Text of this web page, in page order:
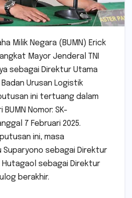
Milik Negara (BUMN) Erick
Mayor Jenderal TNI
sebagai Direktur Utama
Badan Urusan Logistik
ini tertuang dalam
Nomor: SK-
7 Februari 2025.
ini, masa
Suparyono sebagai Direktur
sebagai Direktur
berakhir.